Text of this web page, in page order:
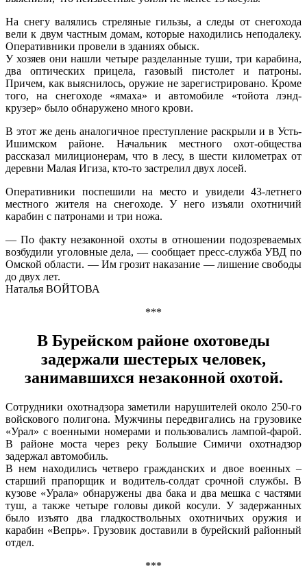
На снегу валялись стреляные гильзы, а следы от снегохода
вели к двум частным домам, которые находились неподалеку.
Оперативники провели в зданиях обыск.
У хозяев они нашли четыре разделанные туши, три карабина,
два оптических прицела, газовый пистолет и патроны.
Причем, как выяснилось, оружие не зарегистрировано. Кроме
того, на снегоходе «ямаха» и автомобиле «тойота лэнд-
крузер» было обнаружено много крови.
В этот же день аналогичное преступление раскрыли и в Усть-
Ишимском районе. Начальник местного охот-общества
рассказал милиционерам, что в лесу, в шести километрах от
деревни Малая Игиза, кто-то застрелил двух лосей.
Оперативники поспешили на место и увидели 43-летнего
местного жителя на снегоходе. У него изъяли охотничий
карабин с патронами и три ножа.
— По факту незаконной охоты в отношении подозреваемых
возбудили уголовные дела, — сообщает пресс-служба УВД по
Омской области. — Им грозит наказание — лишение свободы
до двух лет.
Наталья ВОЙТОВА
***
В Бурейском районе охотоведы
задержали шестерых человек,
занимавшихся незаконной охотой.
Сотрудники охотнадзора заметили нарушителей около 250-го
войскового полигона. Мужчины передвигались на грузовике
«Урал» с военными номерами и пользовались лампой-фарой.
В районе моста через реку Большие Симичи охотнадзор
задержал автомобиль.
В нем находились четверо гражданских и двое военных –
старший прапорщик и водитель-солдат срочной службы. В
кузове «Урала» обнаружены два бака и два мешка с частями
туш, а также четыре головы дикой косули. У задержанных
было изъято два гладкоствольных охотничьих оружия и
карабин «Вепрь». Грузовик доставили в бурейский районный
отдел.
***